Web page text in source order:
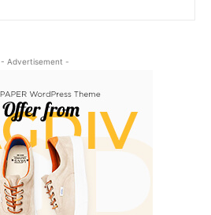
- Advertisement -